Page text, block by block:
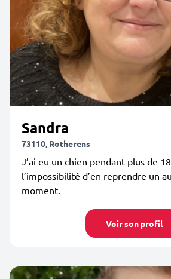
Sandra
73110, Rotherens
J’ai eu un chien pendant plus de
l’impossibilité d’en reprendre un
moment.
Voir son profil